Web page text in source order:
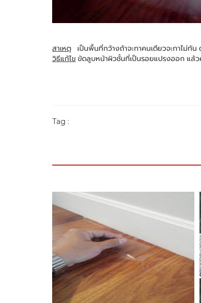
สาเหตุ เป็นพื้นที่กว้างถ้าจะทาคนเดียวจะทาไม่ทั
วิธีแก้ไขขัดลูบหน้าผิวชั้นที่เป็นรอยแปรงออก แล้
Tag :